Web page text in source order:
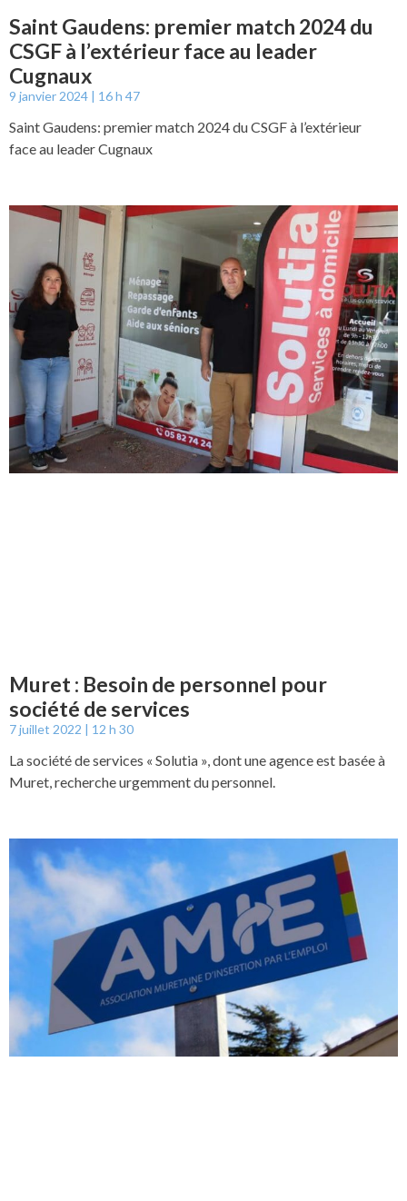
Saint Gaudens: premier match 2024 du
CSGF à l’extérieur face au leader
Cugnaux
9 janvier 2024 16 h 47
Saint Gaudens: premier match 2024 du CSGF à l’extérieur
face au leader Cugnaux
Muret : Besoin de personnel pour
société de services
7 juillet 2022 12 h 30
La société de services « Solutia », dont une agence est basée à
Muret, recherche urgemment du personnel.